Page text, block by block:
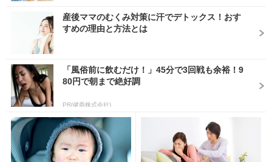
産後ママのむくみ対策に汗でデトックス！おす
すめの理由と方法とは
「風俗前に飲むだけ！」45分で3回戦も余裕！9
80円で朝まで絶好調
PR(健商株式会社)